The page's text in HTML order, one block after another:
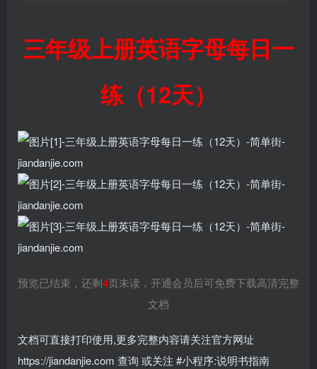
三年级上册英语字母每日一
练（12天）
预览已结束，还剩4页未读，开通会员后可免费下载高清完整
文档
文档可直接打印使用,更多完整内容请关注官方网址
https://jiandanjie.com 查询 或关注 #小程序:说明书指南